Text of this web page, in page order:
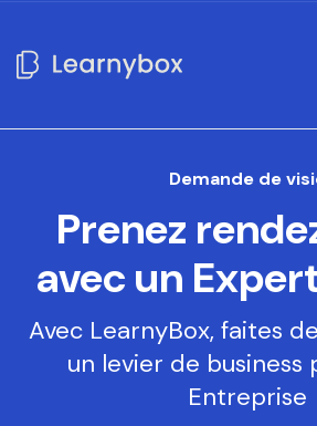
Demande de
Prenez
avec un
Avec LearnyBox, faites
un levier de business
Entreprise